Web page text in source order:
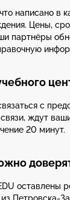
написано в
Цены,
партнёры
с
ждут
20 минут.
оставлены